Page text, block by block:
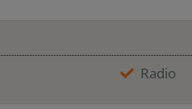
Radio